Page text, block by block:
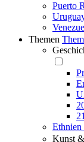
Puerto
Themen
Kunst